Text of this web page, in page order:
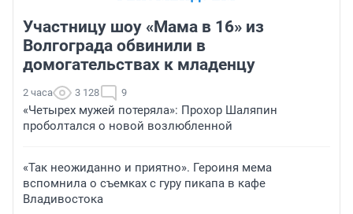
Участницу шоу «Мама в 16» из
Волгограда обвинили в
домогательствах к младенцу
2 часа 3 128 9
«Четырех мужей потеряла»: Прохор Шаляпин
проболтался о новой возлюбленной
«Так неожиданно и приятно». Героиня мема
вспомнила о съемках с гуру пикапа в кафе
Владивостока